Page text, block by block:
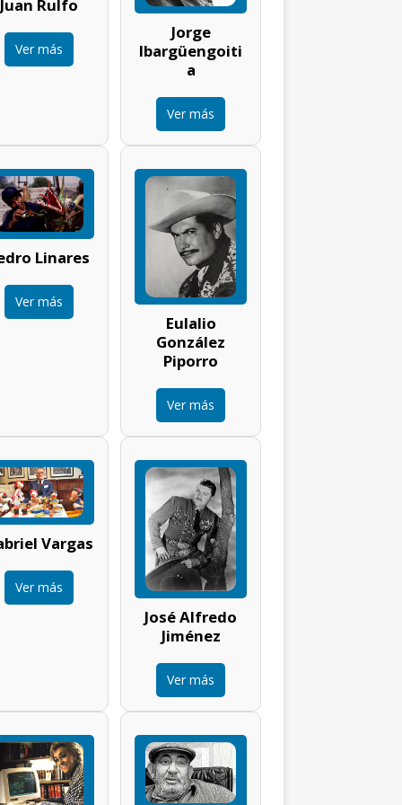
Juan Rulfo
Ver más
Jorge
Ibargüengoiti
a
Ver más
Linares
Ver más
Eulalio
González
Piporro
Ver más
Vargas
Ver más
José Alfredo
Jiménez
Ver más